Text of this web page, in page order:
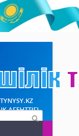
АГЕНТТІГІ